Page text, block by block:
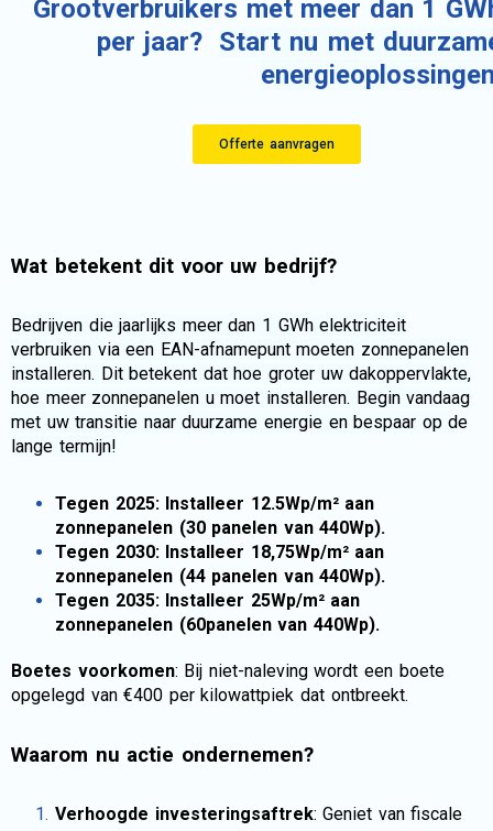
Grootverbruikers met meer dan 1
per jaar? Start nu met
Offerte aanvragen
Wat betekent dit voor uw bedrijf?
Bedrijven die jaarlijks meer dan 1 GWh elektriciteit
verbruiken via een EAN-afnamepunt moeten zonnepanelen
installeren. Dit betekent dat hoe groter uw dakoppervlakte,
hoe meer zonnepanelen u moet installeren. Begin vandaag
met uw transitie naar duurzame energie en bespaar op de
lange termijn!
Tegen 2025: Installeer 12.5Wp/m² aan
zonnepanelen (30 panelen van 440Wp).
Tegen 2030: Installeer 18,75Wp/m² aan
zonnepanelen (44 panelen van 440Wp).
Tegen 2035: Installeer 25Wp/m² aan
zonnepanelen (60panelen van 440Wp).
Boetes voorkomen: Bij niet-naleving wordt een boete
opgelegd van €400 per kilowattpiek dat ontbreekt.
Waarom nu actie ondernemen?
Verhoogde investeringsaftrek: Geniet van fiscale